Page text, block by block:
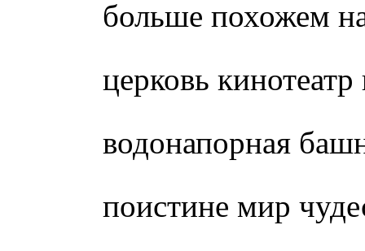
больше похожем
церковь
водонапорная
поистине мир